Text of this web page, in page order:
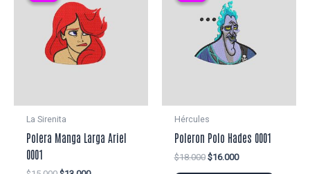
La Sirenita
Polera Manga Larga Ariel
0001
Hércules
Poleron Polo Hades 0001
$18.000 El
$16.000El